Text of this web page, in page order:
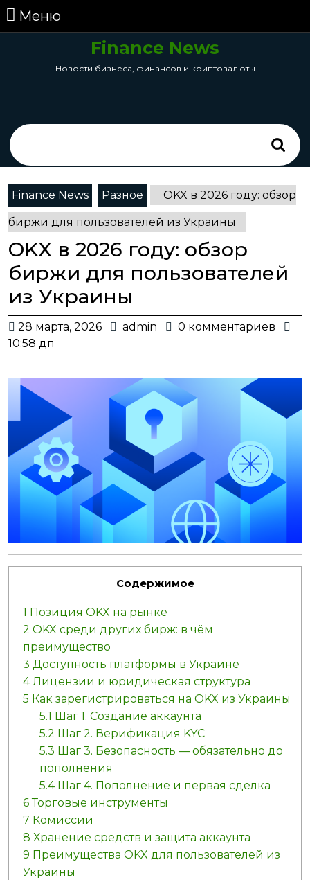
перейти
МенюМеню
Finance News
Новости бизнеса, финансов и криптовалюты
for:
Finance News
Разное OKX в 2026 году: обзор
биржи для пользователей из Украины
OKX в 2026 году: обзор
биржи для пользователей
из Украины
28 марта, 2026
28
2026
admin admin
0 комментариев
10:58 дп
Содержимое
1 Позиция OKX на рынке
2 OKX среди других бирж: в чём
преимущество
3 Доступность платформы в Украине
4Лицензии и юридическая структура
5 Как зарегистрироваться на OKX из Украины
5.1 Шаг 1. Создание аккаунта
5.2 Шаг 2. Верификация KYC
5.3 Шаг 3. Безопасность — обязательно до
пополнения
5.4Шаг 4. Пополнение и первая сделка
6Торговые инструменты
7 Комиссии
8 Хранение средств и защита аккаунта
9 Преимущества OKX для пользователей из
Украины